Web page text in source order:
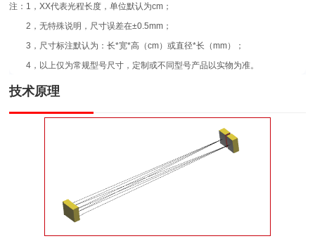
注：1，XX代表光程长度，单位默认为cm；
2，无特殊说明，尺寸误差在±0.5mm；
3，尺寸标注默认为：长*宽*高（cm）或直径*长（mm）；
4，以上仅为常规型号尺寸，定制或不同型号产品以实物为准。
技术原理